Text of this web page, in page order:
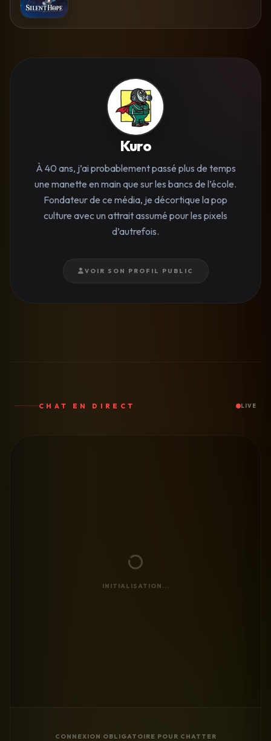
Kuro
À 40 ans, j’ai probablement passé plus de temps
une manette en main que sur les bancs de l’école.
Fondateur de ce média, je décortique la pop
culture avec un attrait assumé pour les pixels
d’autrefois.
VOIR SON PROFIL PUBLIC
CHAT EN DIRECT LIVE
INITIALISATION...
CONNEXION OBLIGATOIRE POUR CHATTER